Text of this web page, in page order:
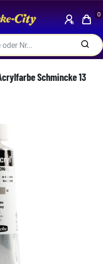
0
Schmincke 13